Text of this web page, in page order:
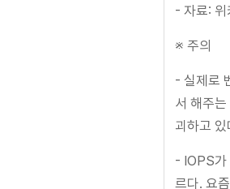
- 자료:
※ 주의
- 실제로
서 해주
괴하고 있
- IOPS가
르다. 요